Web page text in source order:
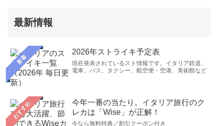
最新情報
新着
2026年ストライキ予定表
現在発表されているスト情報です。イタリア鉄道、
電車、バス、タクシー、航空便・空港、美術館など
おすすめ
今年一番の当たり。イタリア旅行のク
レカは「Wise」が正解！
今なら無料特典／割引クーポン付き